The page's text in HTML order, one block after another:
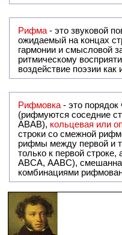
Рифма - это звуковой повтор, традиционно используемый в поэзии и, как
ожидаемый на концах
гармонии и смысловой
ритмическому
воздействие поэзии
Рифмовка - это
(рифмуются соседние
ABAB), кольцевая или
строки со смежной
рифмы между первой и
только к первой
ABCA, AABC), смешанная или вольная рифмовка (рифмовка в сложных строфах с различными
комбинациями